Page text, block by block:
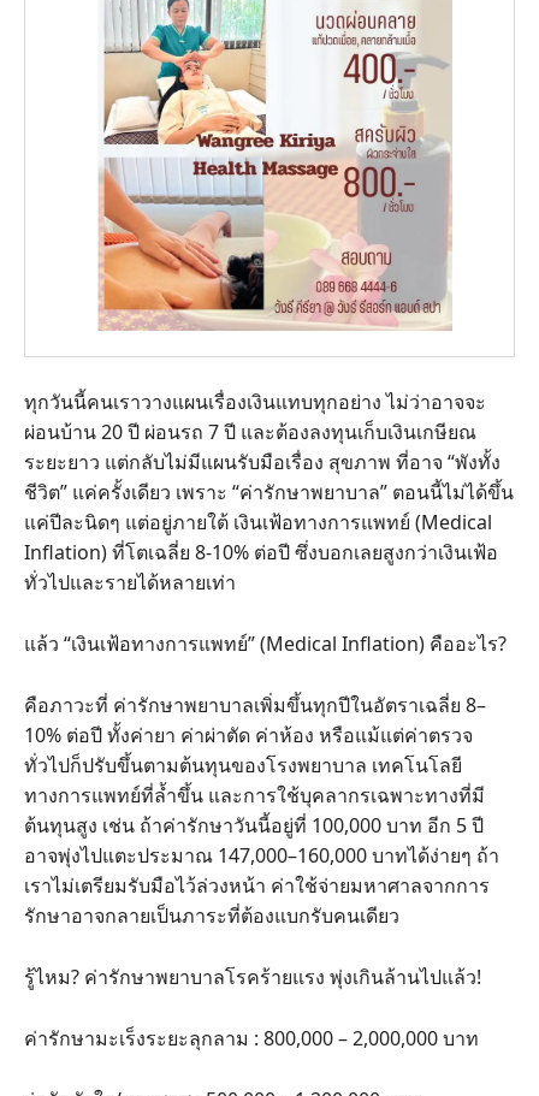
ทุกวันนี้คนเราวางแผนเรื่องเงินแทบทุกอย่าง ไม่ว่าอาจจะ
ผ่อนบ้าน 20 ปี ผ่อนรถ 7 ปี และต้องลงทุนเก็บเงินเกษียณ
ระยะยาว แต่กลับไม่มีแผนรับมือเรื่อง สุขภาพ ที่อาจ “พังทั้ง
ชีวิต” แค่ครั้งเดียว เพราะ “ค่ารักษาพยาบาล” ตอนนี้ไม่ได้ขึ้น
แค่ปีละนิดๆ แต่อยู่ภายใต้ เงินเฟ้อทางการแพทย์ (Medical
Inflation) ที่โตเฉลี่ย 8-10% ต่อปี ซึ่งบอกเลยสูงกว่าเงินเฟ้อ
ทั่วไปและรายได้หลายเท่า
แล้ว “เงินเฟ้อทางการแพทย์” (Medical Inflation) คืออะไร?
คือภาวะที่ ค่ารักษาพยาบาลเพิ่มขึ้นทุกปีในอัตราเฉลี่ย 8–
10% ต่อปี ทั้งค่ายา ค่าผ่าตัด ค่าห้อง หรือแม้แต่ค่าตรวจ
ทั่วไปก็ปรับขึ้นตามต้นทุนของโรงพยาบาล เทคโนโลยี
ทางการแพทย์ที่ล้ำขึ้น และการใช้บุคลากรเฉพาะทางที่มี
ต้นทุนสูง เช่น ถ้าค่ารักษาวันนี้อยู่ที่ 100,000 บาท อีก 5 ปี
อาจพุ่งไปแตะประมาณ 147,000–160,000 บาทได้ง่ายๆ ถ้า
เราไม่เตรียมรับมือไว้ล่วงหน้า ค่าใช้จ่ายมหาศาลจากการ
รักษาอาจกลายเป็นภาระที่ต้องแบกรับคนเดียว
รู้ไหม? ค่ารักษาพยาบาลโรคร้ายแรง พุ่งเกินล้านไปแล้ว!
ค่ารักษามะเร็งระยะลุกลาม : 800,000 – 2,000,000 บาท